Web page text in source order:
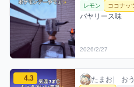
レモン ココナッ
バヤリース味
2026/2/27
たまおのココナッツミックス
4.3 たまお / お
たまお| お
利用フレー
コメント
評価